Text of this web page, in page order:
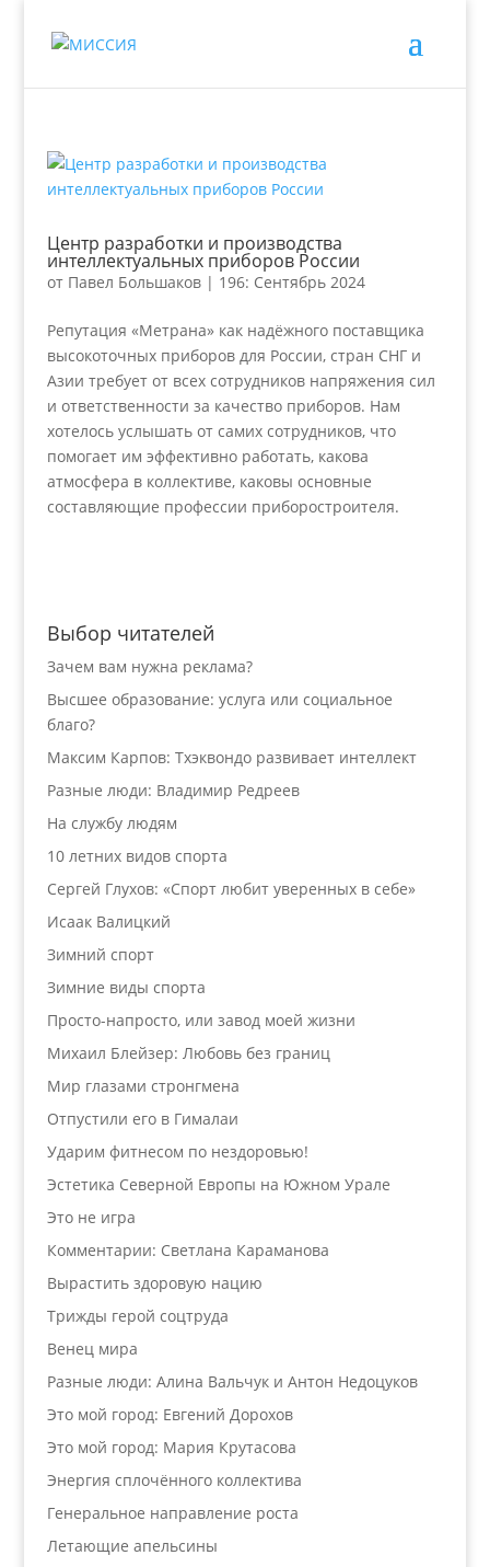
Центр разработки и производства
интеллектуальных приборов России
от Павел Большаков| 196: Сентябрь 2024
Репутация «Метрана» как надёжного поставщика
высокоточных приборов для России, стран СНГ и
Азии требует от всех сотрудников напряжения сил
и ответственности за качество приборов. Нам
хотелось услышать от самих сотрудников, что
помогает им эффективно работать, какова
атмосфера в коллективе, каковы основные
составляющие профессии приборостроителя.
Выбор читателей
Зачем вам нужна реклама?
Высшее образование: услуга или социальное
благо?
Максим Карпов: Тхэквондо развивает интеллект
Разные люди: Владимир Редреев
На службу людям
10 летних видов спорта
Сергей Глухов: «Спорт любит уверенных в себе»
Исаак Валицкий
Зимний спорт
Зимние виды спорта
Просто-напросто, или завод моей жизни
Михаил Блейзер: Любовь без границ
Мир глазами стронгмена
Отпустили его в Гималаи
Ударим фитнесом по нездоровью!
Эстетика Северной Европы на Южном Урале
Это не игра
Комментарии: Светлана Караманова
Вырастить здоровую нацию
Трижды герой соцтруда
Венец мира
Разные люди: Алина Вальчук и Антон Недоцуков
Это мой город: Евгений Дорохов
Это мой город: Мария Крутасова
Энергия сплочённого коллектива
Генеральное направление роста
Летающие апельсины